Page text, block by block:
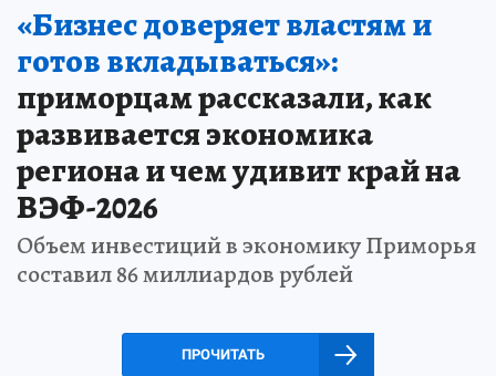
«Бизнес доверяет властям и
готов вкладываться»:
приморцам рассказали, как
развивается экономика
региона и чем удивит край на
ВЭФ-2026
Объем инвестиций в экономику Приморья
составил 86 миллиардов рублей
ПРОЧИТАТЬ